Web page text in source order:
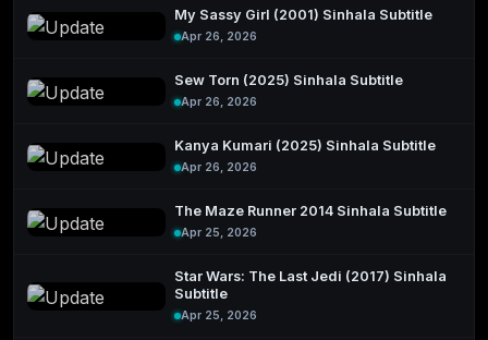
My Sassy Girl (2001) Sinhala Subtitle
Apr 26, 2026
Sew Torn (2025) Sinhala Subtitle
Apr 26, 2026
Kanya Kumari (2025) Sinhala Subtitle
Apr 26, 2026
The Maze Runner 2014 Sinhala Subtitle
Apr 25, 2026
Star Wars: The Last Jedi (2017) Sinhala
Subtitle
Apr 25, 2026